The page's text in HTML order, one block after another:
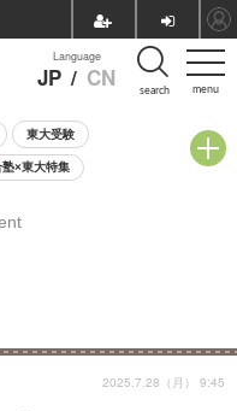
menu
Language
JP / CN search
東大受験
塾×東大特集
談会
2025.7.28（月） 9:45